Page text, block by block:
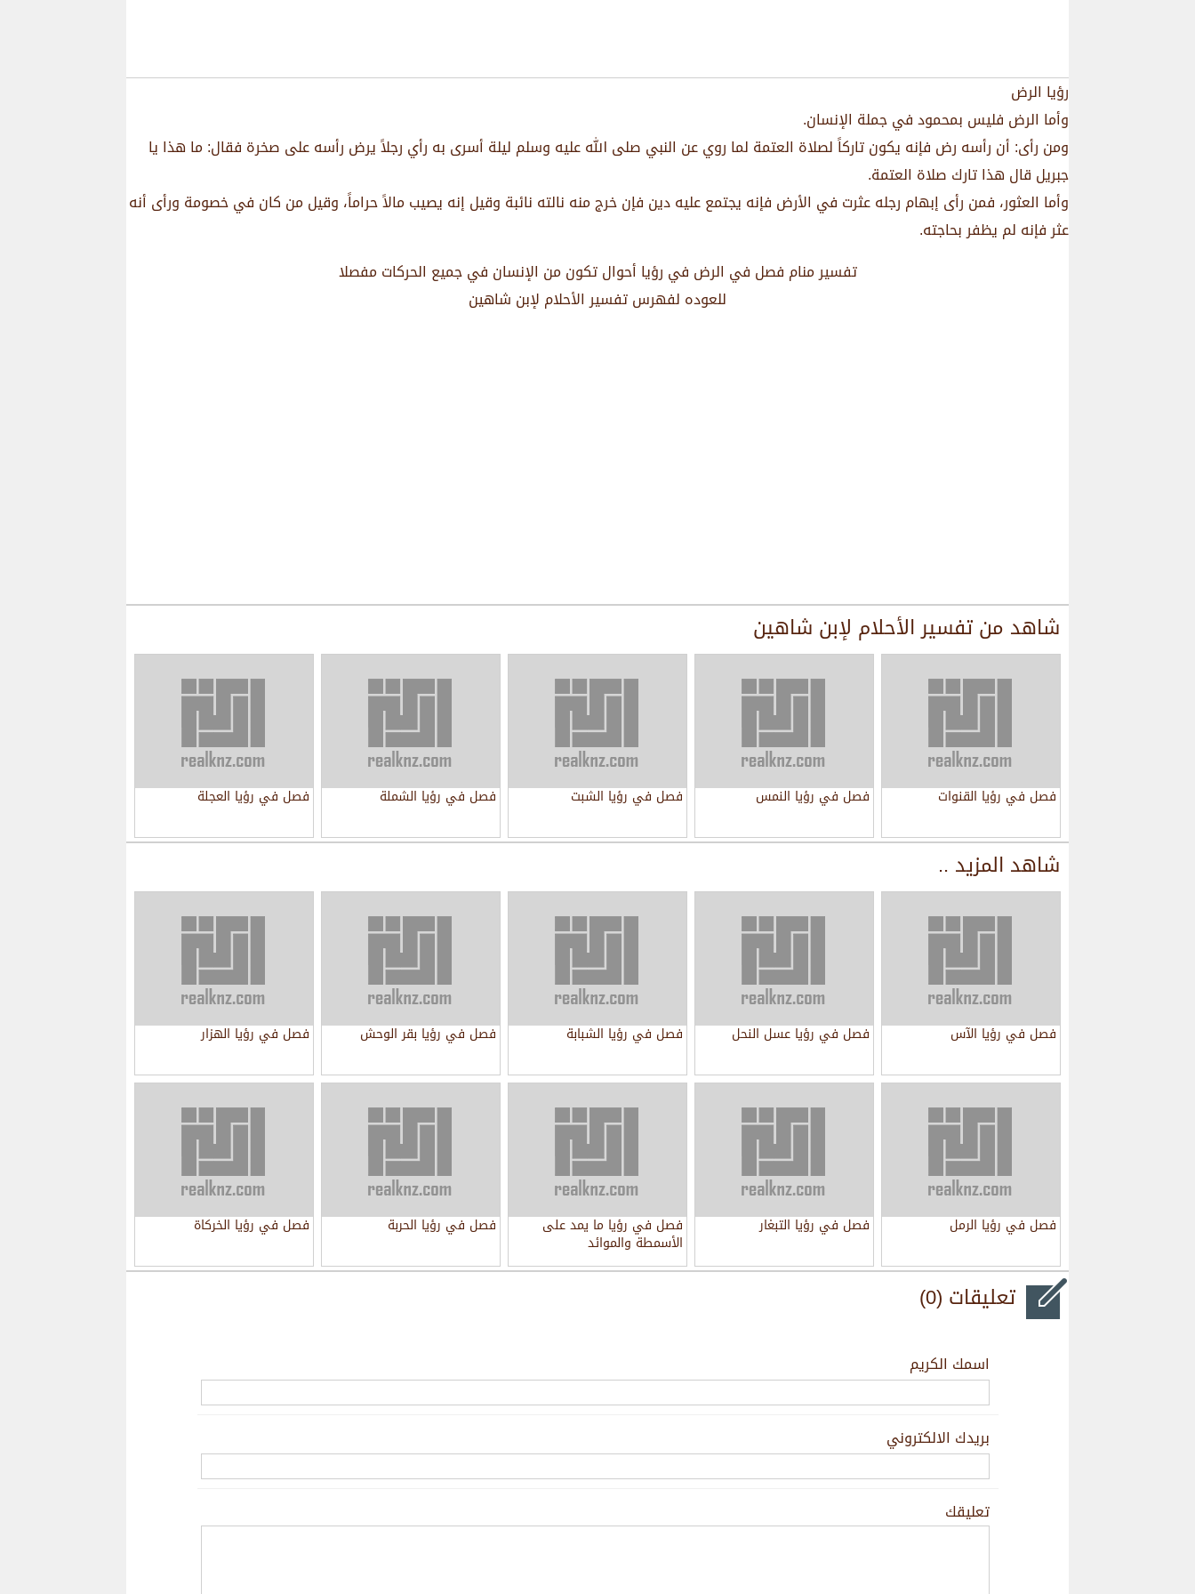
رؤيا الرض
وأما الرض فليس بمحمود في جملة الإنسان.
ومن رأى: أن رأسه رض فإنه يكون تاركاً لصلاة العتمة لما روي عن النبي صلى الله عليه وسلم ليلة أسرى به رأي رجلاً يرض رأسه على صخرة فقال: ما هذا يا
جبريل قال هذا تارك صلاة العتمة.
وأما العثور، فمن رأى إبهام رجله عثرت في الأرض فإنه يجتمع عليه دين فإن خرج منه نالته نائبة وقيل إنه يصيب مالاً حراماً، وقيل من كان في خصومة ورأى أنه
عثر فإنه لم يظفر بحاجته.
تفسير منام فصل في الرض في رؤيا أحوال تكون من الإنسان في جميع الحركات مفصلا
للعوده لفهرس تفسير الأحلام لإبن شاهين
شاهد منتفسير الأحلام لإبن شاهين
فصل في رؤيا القنوات فصل في رؤيا النمس فصل في رؤيا الشبت فصل في رؤيا الشملة فصل في رؤيا العجلة
شاهد المزيد ..
فصل في رؤيا الآس فصل في رؤيا عسل النحل فصل في رؤيا الشبابة فصل في رؤيا بقر الوحش فصل في رؤيا الهزار
فصل في رؤيا الرمل فصل في رؤيا التبغار فصل في رؤيا ما يمد على
الأسمطة والموائد
فصل في رؤيا الحربة فصل في رؤيا الخركاة
تعليقات (0)
اسمك الكريم
بريدك الالكتروني
تعليقك